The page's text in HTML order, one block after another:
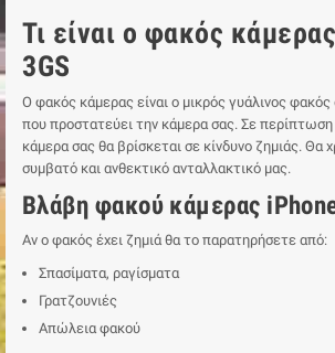
Τι είναι ο φακός
3GS
Ο φακός κάμερας είναι ο μικρός γυάλινος
που προστατεύει την κάμερα σας. Σε
κάμερα σας θα βρίσκεται σε κίνδυνο ζημιάς. Θα
συμβατό και ανθεκτικό ανταλλακτικό μας.
Βλάβη φακού κάμερας
Αν ο φακός έχει ζημιά θα το παρατηρήσετε από:
Σπασίματα, ραγίσματα
Γρατζουνιές
Απώλεια φακού